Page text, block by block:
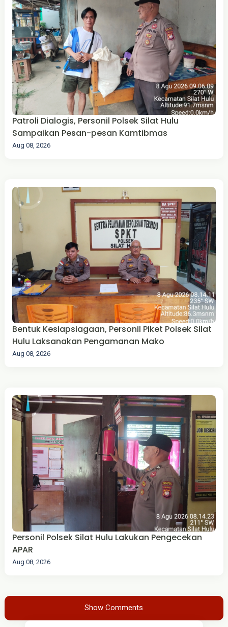
Patroli Dialogis, Personil Polsek Silat Hulu
Sampaikan Pesan-pesan Kamtibmas
Aug 08, 2026
Bentuk Kesiapsiagaan, Personil Piket Polsek Silat
Hulu Laksanakan Pengamanan Mako
Aug 08, 2026
Personil Polsek Silat Hulu Lakukan Pengecekan
APAR
Aug 08, 2026
Show Comments